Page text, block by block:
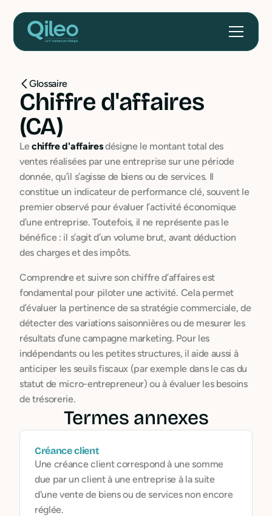
Glossaire
Chiffre d'affaires
(CA)
Lechiffre d'affairesdésigne le montant total des
ventes réalisées par une entreprise sur une période
donnée, qu’il s’agisse de biens ou de services. Il
constitue un indicateur de performance clé, souvent le
premier observé pour évaluer l’activité économique
d’une entreprise. Toutefois, il ne représente pas le
bénéfice : il s’agit d’un volume brut, avant déduction
des charges et des impôts.
Comprendre et suivre son chiffre d’affaires est
fondamental pour piloter une activité. Cela permet
d’évaluer la pertinence de sa stratégie commerciale, de
détecter des variations saisonnières ou de mesurer les
résultats d’une campagne marketing. Pour les
indépendants ou les petites structures, il aide aussi à
anticiper les seuils fiscaux (par exemple dans le cas du
statut de micro-entrepreneur) ou à évaluer les besoins
de trésorerie.
Termes annexes
Créance client
Une créance client correspond à une somme
due par un client à une entreprise à la suite
d'une vente de biens ou de services non encore
réglée.